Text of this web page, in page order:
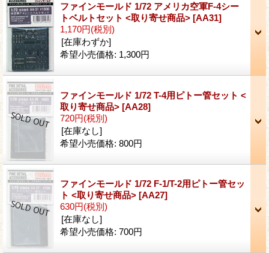
ファインモールド 1/72 アメリカ空軍F-4シー
トベルトセット <取り寄せ商品> [AA31]
1,170円(税別)
[在庫わずか]
希望小売価格: 1,300円
ファインモールド 1/72 T-4用ピトー管セット <
取り寄せ商品> [AA28]
720円(税別)
[在庫なし]
希望小売価格: 800円
ファインモールド 1/72 F-1/T-2用ピトー管セッ
ト <取り寄せ商品> [AA27]
630円(税別)
[在庫なし]
希望小売価格: 700円